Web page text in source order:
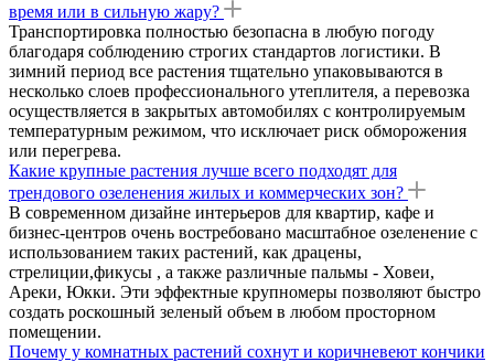
время или в сильную жару?
Транспортировка полностью безопасна в любую погоду
благодаря соблюдению строгих стандартов логистики. В
зимний период все растения тщательно упаковываются в
несколько слоев профессионального утеплителя, а перевозка
осуществляется в закрытых автомобилях с контролируемым
температурным режимом, что исключает риск обморожения
или перегрева.
Какие крупные растения лучше всего подходят для
трендового озеленения жилых и коммерческих зон?
В современном дизайне интерьеров для квартир, кафе и
бизнес-центров очень востребовано масштабное озеленение с
использованием таких растений, как драцены,
стрелиции,фикусы , а также различные пальмы - Ховеи,
Ареки, Юкки. Эти эффектные крупномеры позволяют быстро
создать роскошный зеленый объем в любом просторном
помещении.
Почему у комнатных растений сохнут и коричневеют кончики